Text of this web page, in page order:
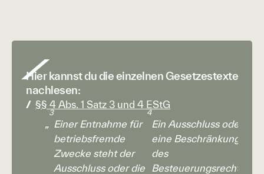
Hier kannst du die einzelnen Gesetzestexte
nachlesen:
§§ 4 Abs. 1 Satz 3 und 4 EStG
„
3
Einer Entnahme für
betriebsfremde
Zwecke steht der
Ausschluss oder die
4
Ein Ausschluss oder
eine Beschränkung
des
Besteuerungsrechts